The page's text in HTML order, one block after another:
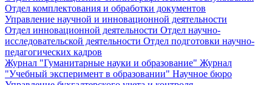
Отдел комплектования и обработки документов
Управление научной и инновационной деятельности
Отдел инновационной деятельности Отдел научно-
исследовательской деятельности Отдел подготовки научно-
педагогических кадров
Журнал "Гуманитарные науки и образование" Журнал
"Учебный эксперимент в образовании" Научное бюро